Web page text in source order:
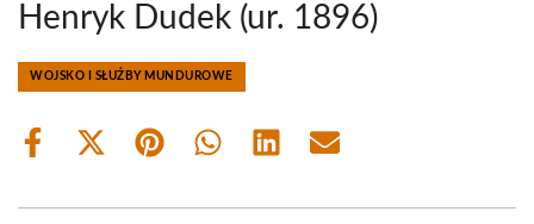
Henryk Dudek (ur. 1896)
WOJSKO I SŁUŻBY MUNDUROWE
Share
Share
(Twitter)
Share Share Share Share